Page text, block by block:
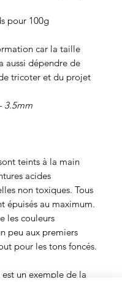
pour 100g
car la taille
aussi dépendre de
tricoter et du projet
3.5mm
teints à la main
acides
non toxiques. Tous
épuisés au maximum.
les couleurs
peu aux premiers
pour les tons foncés.
un exemple de la